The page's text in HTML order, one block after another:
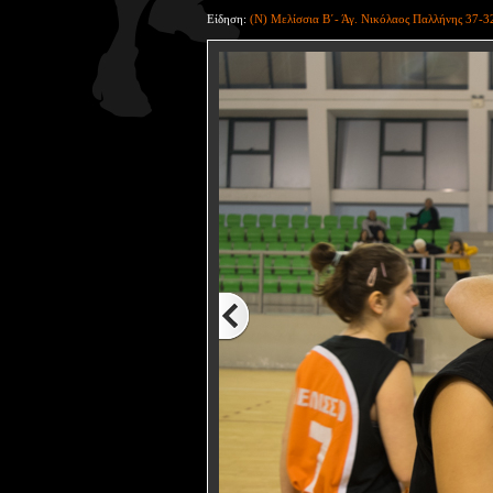
Είδηση: (Ν) Μελίσσια Β΄- Άγ. Νικόλαος Παλλήνης 37-